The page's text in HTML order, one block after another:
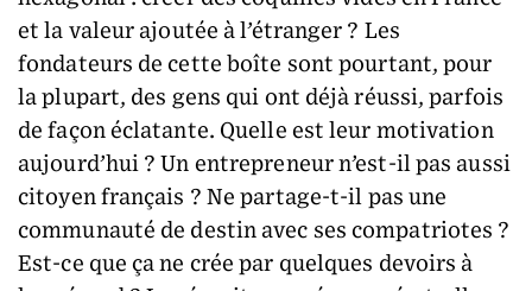
et la valeur ajoutée à l’étranger ? Les
fondateurs de cette boîte sont pourtant, pour
la plupart, des gens qui ont déjà réussi, parfois
de façon éclatante. Quelle est leur motivation
aujourd’hui ? Un entrepreneur n’est-il pas aussi
citoyen français ? Ne partage-t-il pas une
communauté de destin avec ses compatriotes ?
Est-ce que ça ne crée par quelques devoirs à